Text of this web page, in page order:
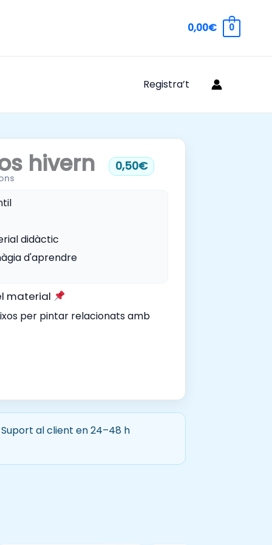
0,00€ 0
Registra’t
hivern 0,50€
didàctic
d'aprendre
material
per pintar relacionats amb
Suport al client en 24–48 h